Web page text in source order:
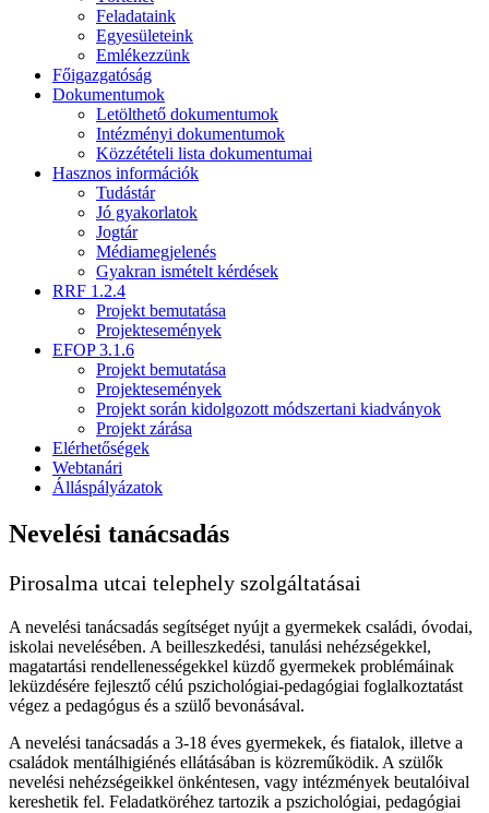
Feladataink
Egyesületeink
Emlékezzünk
Főigazgatóság
Dokumentumok
Letölthető dokumentumok
Intézményi dokumentumok
Közzétételi lista dokumentumai
Hasznos információk
Tudástár
Jó gyakorlatok
Jogtár
Médiamegjelenés
Gyakran ismételt kérdések
RRF 1.2.4
Projekt bemutatása
Projektesemények
EFOP 3.1.6
Projekt bemutatása
Projektesemények
Projekt során kidolgozott módszertani kiadványok
Projekt zárása
Elérhetőségek
Webtanári
Álláspályázatok
Nevelési tanácsadás
Pirosalma utcai telephely szolgáltatásai
A nevelési tanácsadás segítséget nyújt a gyermekek családi, óvodai,
iskolai nevelésében. A beilleszkedési, tanulási nehézségekkel,
magatartási rendellenességekkel küzdő gyermekek problémáinak
leküzdésére fejlesztő célú pszichológiai-pedagógiai foglalkoztatást
végez a pedagógus és a szülő bevonásával.
A nevelési tanácsadás a 3-18 éves gyermekek, és fiatalok, illetve a
családok mentálhigiénés ellátásában is közreműködik. A szülők
nevelési nehézségeikkel önkéntesen, vagy intézmények beutalóival
kereshetik fel. Feladatköréhez tartozik a pszichológiai, pedagógiai